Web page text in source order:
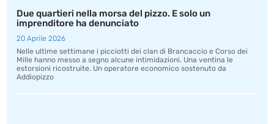
Due quartieri nella morsa del pizzo. E solo un
imprenditore ha denunciato
20 Aprile 2026
Nelle ultime settimane i picciotti dei clan di Brancaccio e Corso dei
Mille hanno messo a segno alcune intimidazioni. Una ventina le
estorsioni ricostruite. Un operatore economico sostenuto da
Addiopizzo